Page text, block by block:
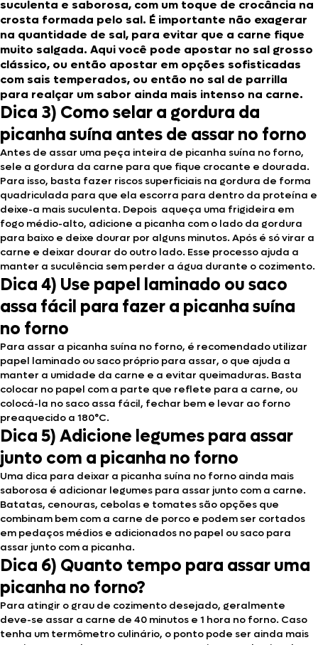
suculenta e saborosa, com um toque de crocância na
crosta formada pelo sal. É importante não exagerar
na quantidade de sal, para evitar que a carne fique
muito salgada. Aqui você pode apostar no sal grosso
clássico, ou então apostar em opções sofisticadas
com sais temperados, ou então no sal de parrilla
para realçar um sabor ainda mais intenso na carne.
Dica 3) Como selar a gordura da
picanha suína antes de assar no forno
Antes de assar uma peça inteira de picanha suína no forno,
sele a gordura da carne para que fique crocante e dourada.
Para isso, basta fazer riscos superficiais na gordura de forma
quadriculada para que ela escorra para dentro da proteína e
deixe-a mais suculenta. Depois aqueça uma frigideira em
fogo médio-alto, adicione a picanha com o lado da gordura
para baixo e deixe dourar por alguns minutos. Após é só virar a
carne e deixar dourar do outro lado. Esse processo ajuda a
manter a suculência sem perder a água durante o cozimento.
Dica 4) Use papel laminado ou saco
assa fácil para fazer a picanha suína
no forno
Para assar a picanha suína no forno, é recomendado utilizar
papel laminado ou saco próprio para assar, o que ajuda a
manter a umidade da carne e a evitar queimaduras. Basta
colocar no papel com a parte que reflete para a carne, ou
colocá-la no saco assa fácil, fechar bem e levar ao forno
preaquecido a 180°C.
Dica 5) Adicione legumes para assar
junto com a picanha no forno
Uma dica para deixar a picanha suína no forno ainda mais
saborosa é adicionar legumes para assar junto com a carne.
Batatas, cenouras, cebolas e tomates são opções que
combinam bem com a carne de porco e podem ser cortados
em pedaços médios e adicionados no papel ou saco para
assar junto com a picanha.
Dica 6) Quanto tempo para assar uma
picanha no forno?
Para atingir o grau de cozimento desejado, geralmente
deve-se assar a carne de 40 minutos e 1 hora no forno. Caso
tenha um termômetro culinário, o ponto pode ser ainda mais